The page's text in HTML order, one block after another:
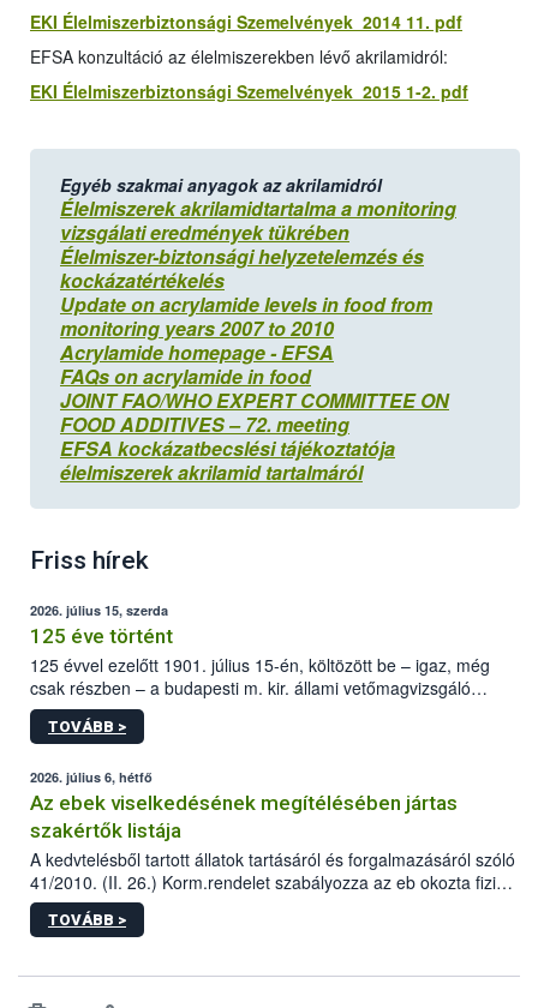
EKI Élelmiszerbiztonsági Szemelvények 2014 11. pdf
EFSA konzultáció az élelmiszerekben lévő akrilamidról:
EKI Élelmiszerbiztonsági Szemelvények 2015 1-2. pdf
Egyéb szakmai anyagok az akrilamidról
Élelmiszerek akrilamidtartalma a monitoring
vizsgálati eredmények tükrében
Élelmiszer-biztonsági helyzetelemzés és
kockázatértékelés
Update on acrylamide levels in food from
monitoring years 2007 to 2010
Acrylamide homepage - EFSA
FAQs on acrylamide in food
JOINT FAO/WHO EXPERT COMMITTEE ON
FOOD ADDITIVES – 72. meeting
EFSA kockázatbecslési tájékoztatója
élelmiszerek akrilamid tartalmáról
Friss hírek
2026. július 15, szerda
125 éve történt
125 évvel ezelőtt 1901. július 15-én, költözött be – igaz, még
csak részben – a budapesti m. kir. állami vetőmagvizsgáló
állomás a Kis Rókus utca 15. szám alatti, Czigler Győző által
tervezett új épületébe.
TOVÁBB >
2026. július 6, hétfő
Az ebek viselkedésének megítélésében jártas
szakértők listája
A kedvtelésből tartott állatok tartásáról és forgalmazásáról szóló
41/2010. (II. 26.) Korm.rendelet szabályozza az eb okozta fizikai
sérülés, illetve ennek veszélye keletkezésekor felmerülő
hatósági feladatokat, valamint a veszélyes eb tartását és annak
vonni az ebek viselkedésének megítélésében jártas szakértőt.
TOVÁBB >